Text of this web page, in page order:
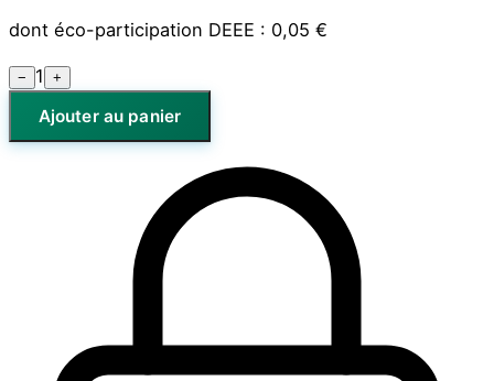
dont éco-participation DEEE : 0,05 €
− 1 +
Ajouter au panier